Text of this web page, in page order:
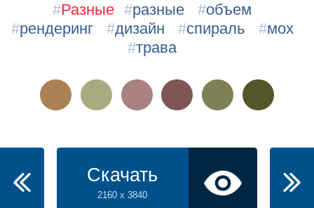
#Разные #разные #объем
#рендеринг #дизайн #спираль #мох
#трава
Скачать
2160 x 3840